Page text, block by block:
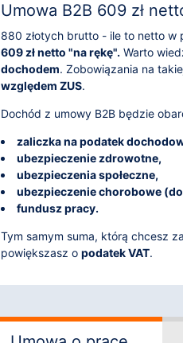
Umowa B2B 609 zł
880 złotych brutto - ile to netto w
609 zł netto "na rękę". Warto
dochodem. Zobowiązania na
względem ZUS.
Dochód z umowy B2B będzie
zaliczka na podatek
ubezpieczenie zdrowotne,
ubezpieczenia społeczne,
ubezpieczenie chorobowe
fundusz pracy.
Tym samym suma, którą chcesz
powiększasz o podatek VAT.